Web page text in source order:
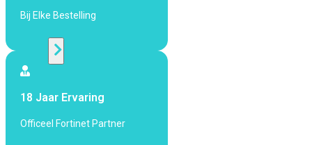
Points
bekijken
Bij Elke Bestelling
18 Jaar Ervaring
Officeel Fortinet Partner